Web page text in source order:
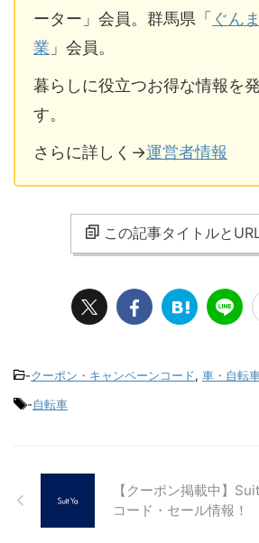
ーター」会員。群馬県「 ぐん
業 」会員。
暮らしに役立つお得な情報を
す。
さらに詳しく→運営者情報
この記事タイトルと
-クーポン・キャンペーンコード, 車・自転
-自転車
【クーポン掲載中】
コード・セール情報！